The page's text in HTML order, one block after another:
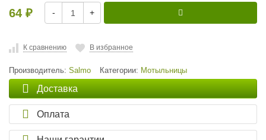
64 ₽ - +
К сравнению В избранное
Производитель: Salmo Категории: Мотыльницы
Доставка
Оплата